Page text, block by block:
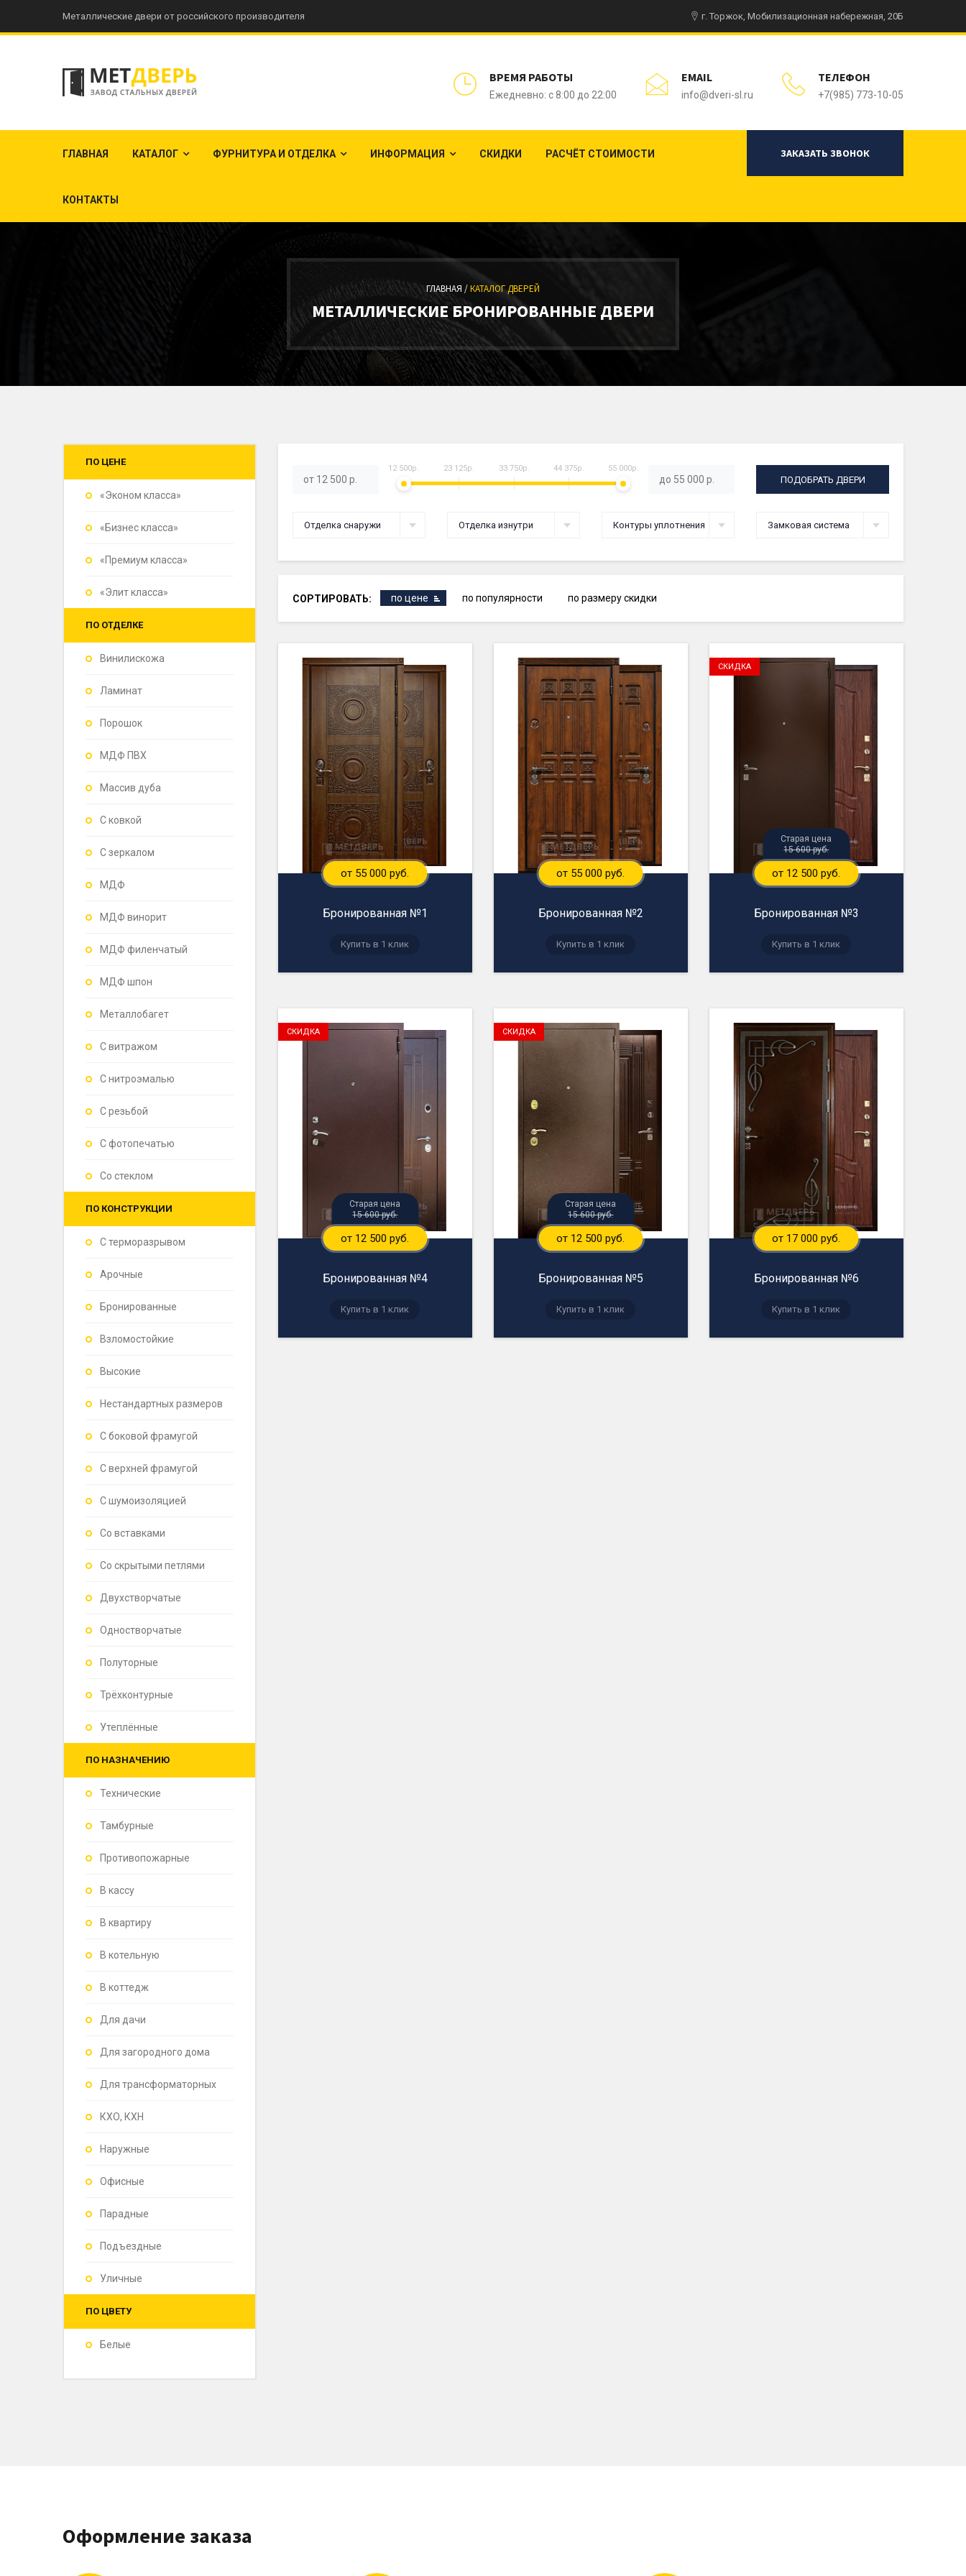
Металлические двери от российского производителя г. Торжок, Мобилизационная набережная, 20Б
ВРЕМЯ РАБОТЫ
Ежедневно: с 8:00 до 22:00
EMAIL
info@dveri-sl.ru
ТЕЛЕФОН
+7(985) 773-10-05
ГЛАВНАЯ КАТАЛОГ ФУРНИТУРА И ОТДЕЛКА ИНФОРМАЦИЯ СКИДКИ РАСЧЁТ СТОИМОСТИ
КОНТАКТЫ
ЗАКАЗАТЬ ЗВОНОК
ГЛАВНАЯ /КАТАЛОГ ДВЕРЕЙ
МЕТАЛЛИЧЕСКИЕ БРОНИРОВАННЫЕ ДВЕРИ
ПО ЦЕНЕ
«Эконом класса»
«Бизнес класса»
«Премиум класса»
«Элит класса»
ПО ОТДЕЛКЕ
Винилискожа
Ламинат
Порошок
МДФ ПВХ
Массив дуба
С ковкой
С зеркалом
МДФ
МДФ винорит
МДФ филенчатый
МДФ шпон
Металлобагет
С витражом
С нитроэмалью
С резьбой
С фотопечатью
Со стеклом
ПО КОНСТРУКЦИИ
С терморазрывом
Арочные
Бронированные
Взломостойкие
Высокие
Нестандартных размеров
С боковой фрамугой
С верхней фрамугой
С шумоизоляцией
Со вставками
Со скрытыми петлями
Двухстворчатые
Одностворчатые
Полуторные
Трёхконтурные
Утеплённые
ПО НАЗНАЧЕНИЮ
Технические
Тамбурные
Противопожарные
В кассу
В квартиру
В котельную
В коттедж
Для дачи
Для загородного дома
Для трансформаторных
КХО, КХН
Наружные
Офисные
Парадные
Подъездные
Уличные
ПО ЦВЕТУ
Белые
12 500р. 23 125р. 33 750р. 44 375р. 55 000р.
ПОДОБРАТЬ ДВЕРИ
Отделка снаружи Отделка изнутри Контуры уплотнения Замковая система
СОРТИРОВАТЬ: по цене по популярности по размеру скидки
от 55 000 руб.
Бронированная №1
Купить в 1 клик
от 55 000 руб.
Бронированная №2
Купить в 1 клик
15 600 руб.
от 12 500 руб.
Бронированная №3
Купить в 1 клик
15 600 руб.
от 12 500 руб.
Бронированная №4
Купить в 1 клик
15 600 руб.
от 12 500 руб.
Бронированная №5
Купить в 1 клик
от 17 000 руб.
Бронированная №6
Купить в 1 клик
Оформление заказа